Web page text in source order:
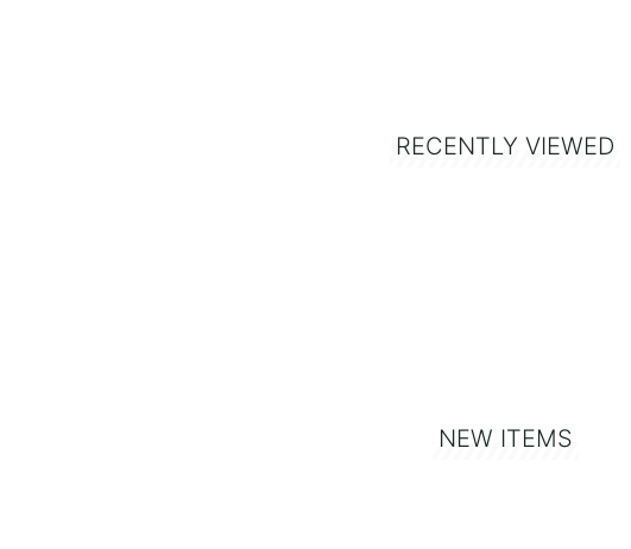
RECENTLY VIEWED
NEW ITEMS